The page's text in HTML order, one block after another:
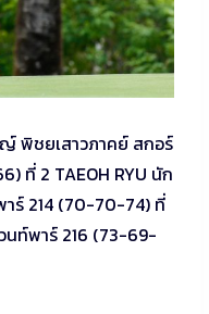
พิชยเสาวภาคย์ สกอร์
ที่ 2 TAEOH RYU นัก
าร์ 214 (70-70-74) ที่
ท์พาร์ 216 (73-69-